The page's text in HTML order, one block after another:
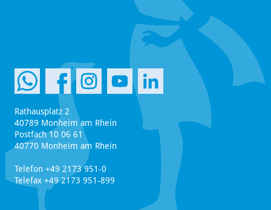
Rathausplatz 2
40789 Monheim am Rhein
Postfach 10 06 61
40770 Monheim am Rhein
Telefon +49 2173 951-0
Telefax +49 2173 951-899